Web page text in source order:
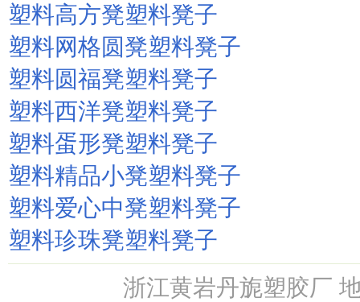
塑料高方凳塑料凳子
塑料网格圆凳塑料凳子
塑料圆福凳塑料凳子
塑料西洋凳塑料凳子
塑料蛋形凳塑料凳子
塑料精品小凳塑料凳子
塑料爱心中凳塑料凳子
塑料珍珠凳塑料凳子
浙江黄岩丹旎塑胶厂